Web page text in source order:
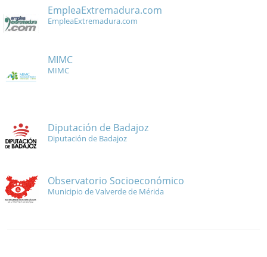
EmpleaExtremadura.com
EmpleaExtremadura.com
MIMC
MIMC
Diputación de Badajoz
Diputación de Badajoz
Observatorio Socioeconómico
Municipio de Valverde de Mérida